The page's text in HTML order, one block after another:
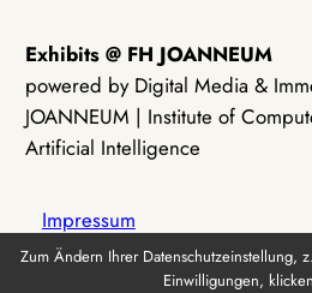
Exhibits @ FH JOANNEUM
powered by Digital Media &
JOANNEUM | Institute of
Artificial Intelligence
Impressum
Zum Ändern Ihrer Datenschutzeinstellung,
Einwilligungen,